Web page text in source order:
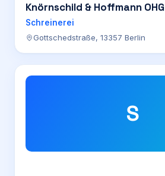
Knörnschild & Hoffmann OHG
Schreinerei
Gottschedstraße, 13357 Berlin
S